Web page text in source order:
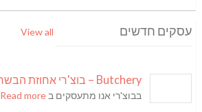
עסקים חדשים View all
Butchery – בוצ'רי אחוזת הבשר
בבוצ'רי אנו מתעסקים ב Read more [...]